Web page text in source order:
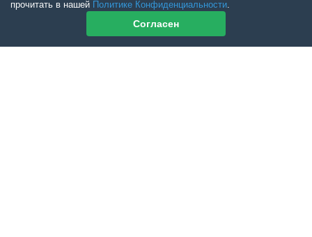
прочитать в нашей Политике Конфиденциальности.
Согласен